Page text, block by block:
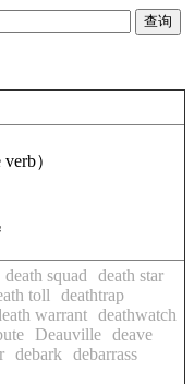
verb）
death squad
death star
toll
deathtrap
warrant deathwatch
Deauville deave
debark
debarrass